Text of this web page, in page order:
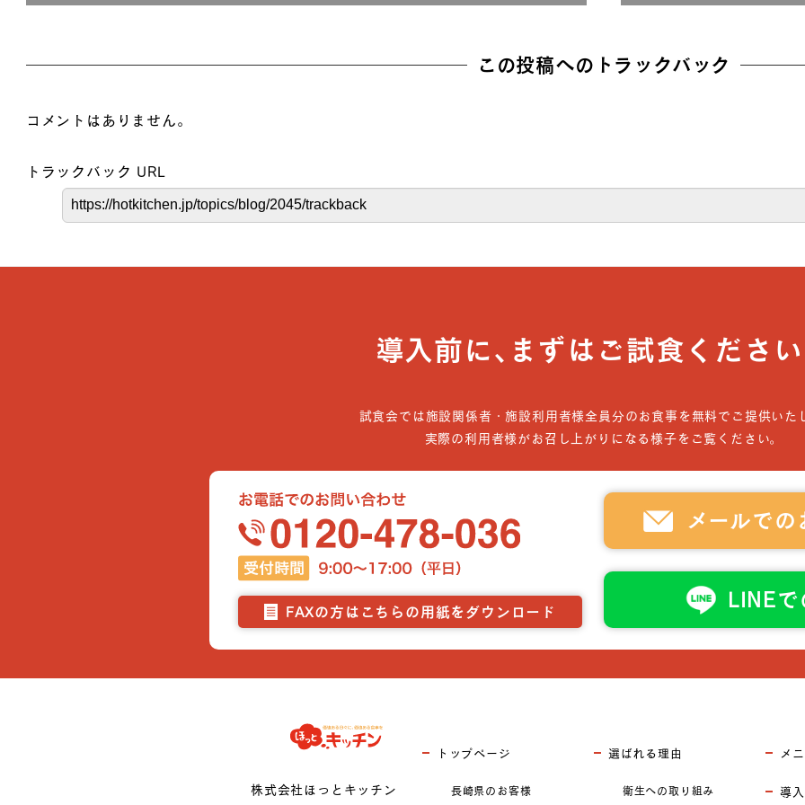
この投稿へのトラックバック
コメントはありません。
トラックバック URL
導入前に､まずはご試食くださ
試食会では施設関係者・施設利用者様全員分のお食事を無料でご提供いた
実際の利用者様がお召し上がりになる様子をご覧ください。
FAXの方はこちらの用紙をダウンロード
メールで
LINE
株式会社ほっとキッチン
トップページ
長崎県のお客様
選ばれる理由
衛生への取り組み
メ
導